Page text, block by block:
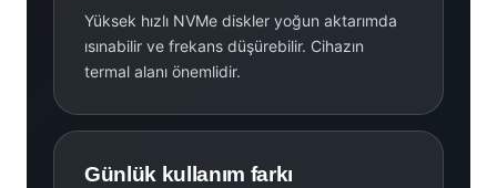
Yüksek hızlı NVMe diskler yoğun aktarımda
ısınabilir ve frekans düşürebilir. Cihazın
termal alanı önemlidir.
Günlük kullanım farkı